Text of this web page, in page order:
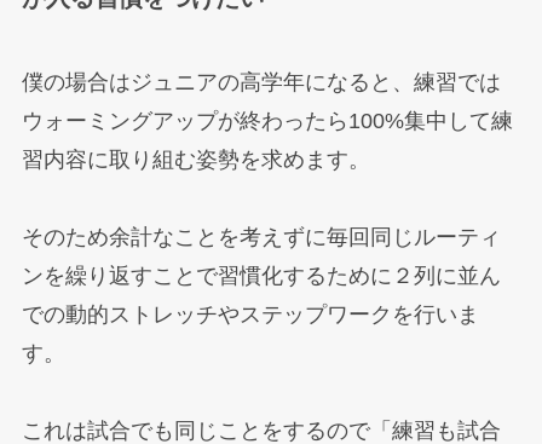
僕の場合はジュニアの高学年になると、練習では
ウォーミングアップが終わったら100%集中して練
習内容に取り組む姿勢を求めます。
そのため余計なことを考えずに毎回同じルーティ
ンを繰り返すことで習慣化するために２列に並ん
での動的ストレッチやステップワークを行いま
す。
これは試合でも同じことをするので「練習も試合